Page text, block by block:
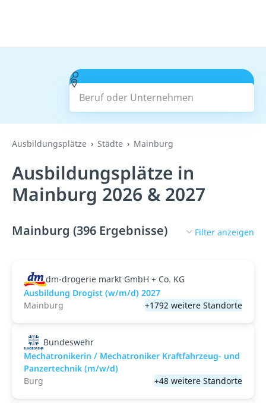
Beruf oder Unternehmen
Suchen
Ausbildungsplätze Städte Mainburg
Ausbildungsplätze in
Mainburg 2026 & 2027
Mainburg (396 Ergebnisse) Filter anzeigen
dm-drogerie markt GmbH + Co. KG
Ausbildung Drogist (w/m/d) 2027
Mainburg
+1792 weitere Standorte
Bundeswehr
Mechatronikerin / Mechatroniker Kraftfahrzeug- und
Panzertechnik (m/w/d)
Burg
+48 weitere Standorte